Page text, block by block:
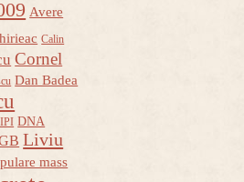
Avere
Calin
Cornel
Dan Badea
DNA
Liviu
mass